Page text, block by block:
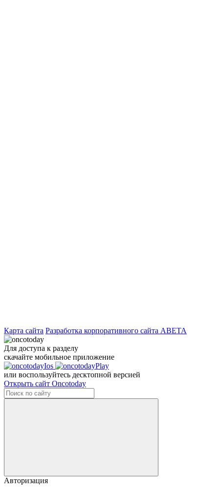
Карта сайта Разработка корпоративного сайта ABETA
Для доступа к разделу
скачайте мобильное приложение
или воспользуйтесь десктопной версией
Открыть сайт Oncotoday
Авторизация